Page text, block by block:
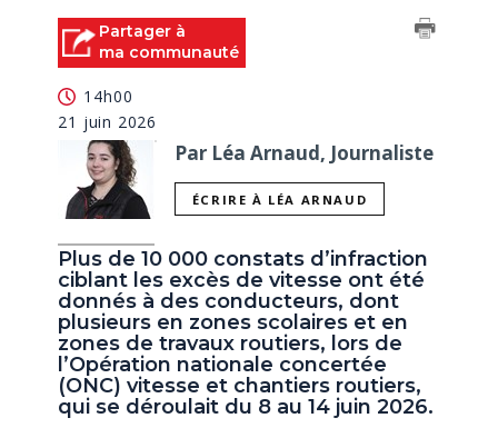
Partager à
ma communauté
14h00
21 juin 2026
Par Léa Arnaud, Journaliste
ÉCRIRE À LÉA ARNAUD
Plus de 10 000 constats d’infraction
ciblant les excès de vitesse ont été
donnés à des conducteurs, dont
plusieurs en zones scolaires et en
zones de travaux routiers, lors de
l’Opération nationale concertée
(ONC) vitesse et chantiers routiers,
qui se déroulait du 8 au 14 juin 2026.